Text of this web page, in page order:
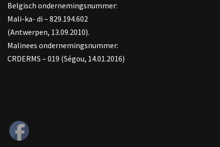
Belgisch ondernemingsnummer:
Mali-ka- di – 829.194.602
(Antwerpen, 13.09.2010).
Malinees ondernemingsnummer:
CRDERMS – 019 (Ségou, 14.01.2016)